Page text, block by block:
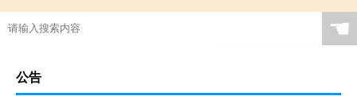
☚
公告